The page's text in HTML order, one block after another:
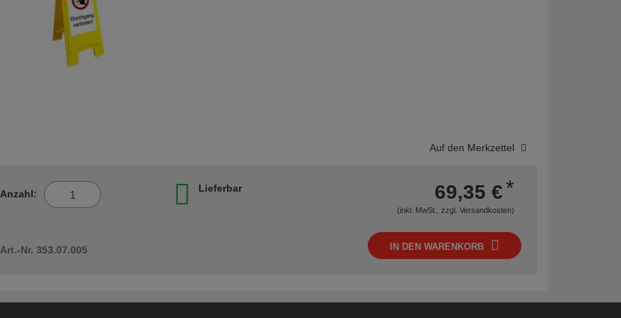
Auf den Merkzettel
Anzahl: Lieferbar 69,35 €*
(inkl. MwSt., zzgl. Versandkosten)
Art.-Nr. 353.07.005 IN DEN WARENKORB